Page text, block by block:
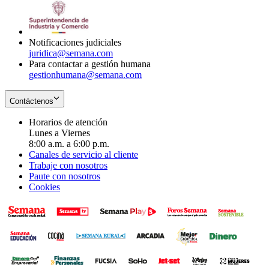
Notificaciones judiciales
juridica@semana.com
Para contactar a gestión humana
gestionhumana@semana.com
Contáctenos
Horarios de atención
Lunes a Viernes
8:00 a.m. a 6:00 p.m.
Canales de servicio al cliente
Trabaje con nosotros
Paute con nosotros
Cookies